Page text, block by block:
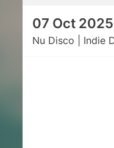
07 Oct 2025
Nu Disco | Indie